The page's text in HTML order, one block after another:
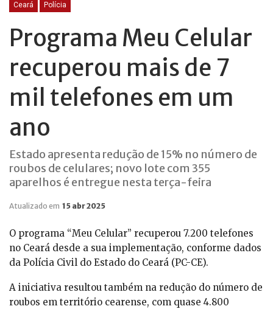
Ceará Polícia
Programa Meu Celular
recuperou mais de 7
mil telefones em um
ano
Estado apresenta redução de 15% no número de
roubos de celulares; novo lote com 355
aparelhos é entregue nesta terça-feira
Atualizado em 15 abr 2025
O programa “Meu Celular” recuperou 7.200 telefones
no Ceará desde a sua implementação, conforme dados
da Polícia Civil do Estado do Ceará (PC-CE).
A iniciativa resultou também na redução do número de
roubos em território cearense, com quase 4.800